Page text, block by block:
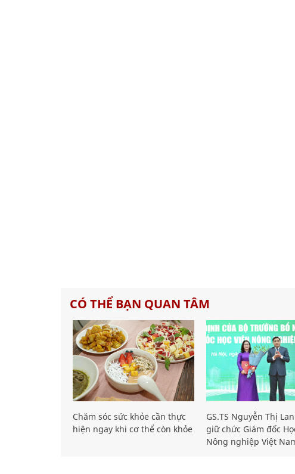
CÓ THỂ BẠN QUAN TÂM
Chăm sóc sức khỏe cần thực
hiện ngay khi cơ thể còn khỏe
GS.TS Nguyễn Thị
giữ chức Giám đốc
Nông nghiệp Việt